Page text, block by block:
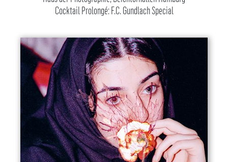
Cocktail Prolongé: F.C. Gundlach Special